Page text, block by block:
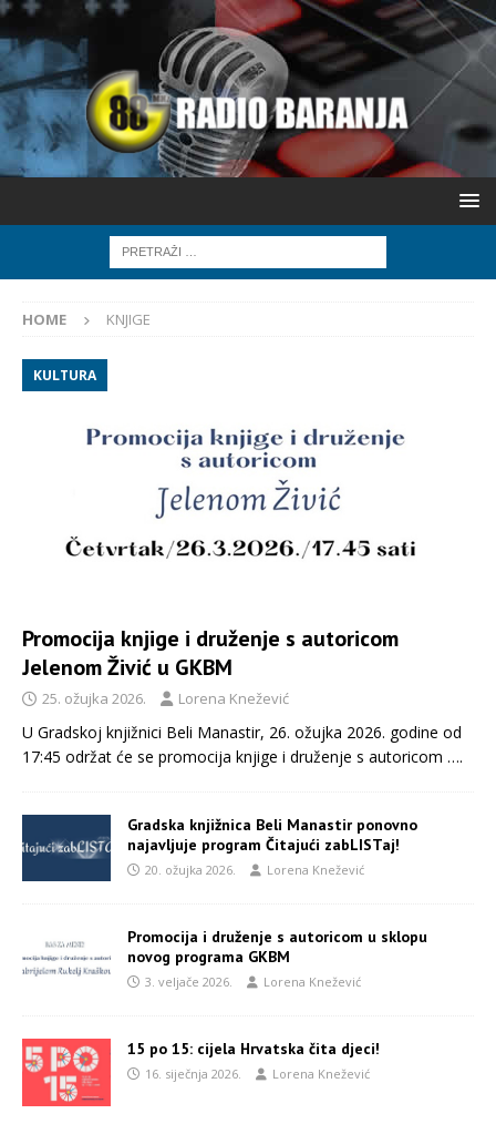
HOME KNJIGE
KULTURA
Promocija knjige i druženje s autoricom
Jelenom Živić u GKBM
25. ožujka 2026. Lorena Knežević
U Gradskoj knjižnici Beli Manastir, 26. ožujka 2026. godine od
17:45 održat će se promocija knjige i druženje s autoricom ….
Gradska knjižnica Beli Manastir ponovno
najavljuje program Čitajući zabLISTaj!
20. ožujka 2026. Lorena Knežević
Promocija i druženje s autoricom u sklopu
novog programa GKBM
3. veljače 2026. Lorena Knežević
15 po 15: cijela Hrvatska čita djeci!
16. siječnja 2026. Lorena Knežević